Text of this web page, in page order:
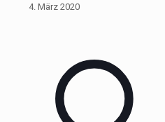
4. März 2020